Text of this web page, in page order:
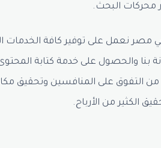
البحث.
مصر نعمل على توفير كافة الخدمات
بنا والحصول على خدمة كتابة
التفوق على المنافسين وتحقيق
الكثير من الأرباح.